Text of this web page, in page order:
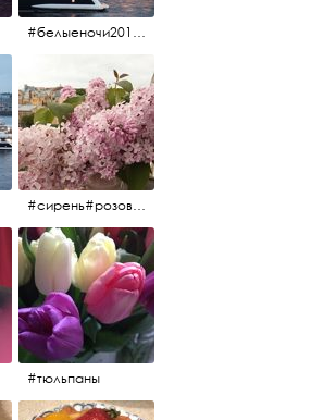
#белыеночи2012 #белыеночи #2012 #нева #санктпетербург #яхты
#сирень#розоваясирень#натюрморт#натюрмортсцветами#2012#весна2012
#тюльпаны